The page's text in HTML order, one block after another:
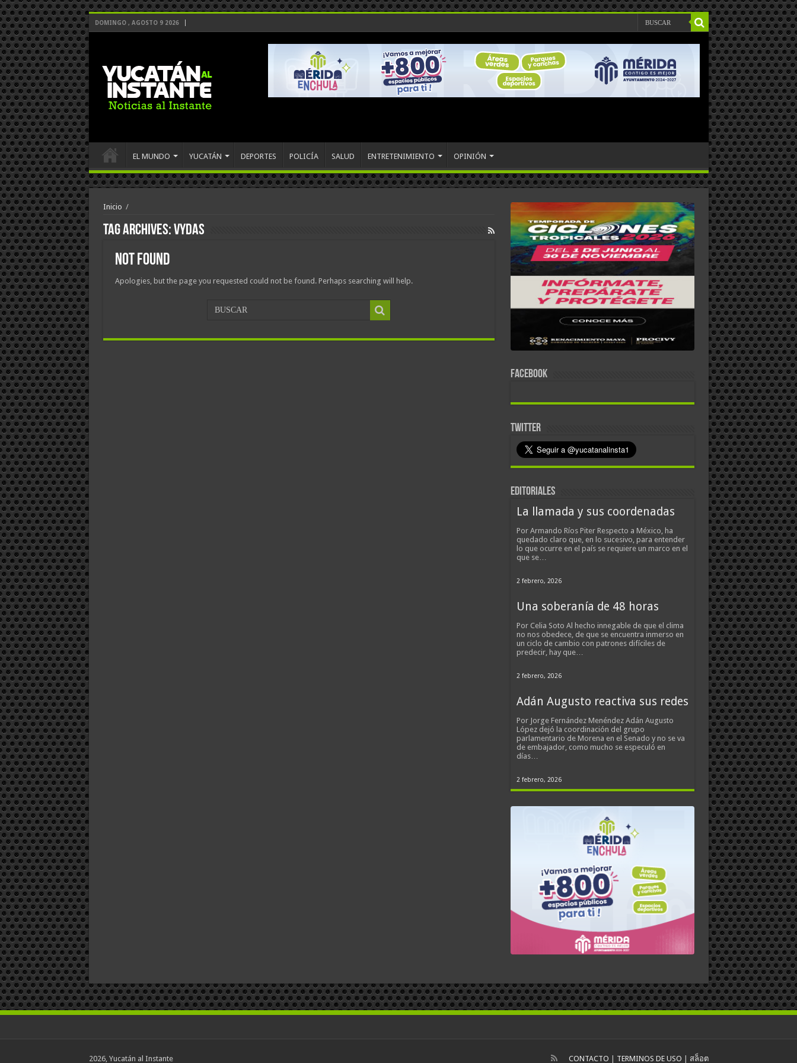
DOMINGO , AGOSTO 9 2026
EL MUNDO YUCATÁN DEPORTES POLICÍA SALUD ENTRETENIMIENTO OPINIÓN
Inicio /
Tag Archives:Vydas
Not Found
Apologies, but the page you requested could not be found. Perhaps searching will help.
FACEBOOK
TWITTER
EDITORIALES
La llamada y sus coordenadas
Por Armando Ríos Piter Respecto a México, ha
quedado claro que, en lo sucesivo, para entender
lo que ocurre en el país se requiere un marco en el
que se…
2 febrero, 2026
Una soberanía de 48 horas
Por Celia Soto Al hecho innegable de que el clima
no nos obedece, de que se encuentra inmerso en
un ciclo de cambio con patrones difíciles de
predecir, hay que…
2 febrero, 2026
Adán Augusto reactiva sus redes
Por Jorge Fernández Menéndez Adán Augusto
López dejó la coordinación del grupo
parlamentario de Morena en el Senado y no se va
de embajador, como mucho se especuló en
días…
2 febrero, 2026
CONTACTO TERMINOS DE USO สล็อต
2026, Yucatán al Instante